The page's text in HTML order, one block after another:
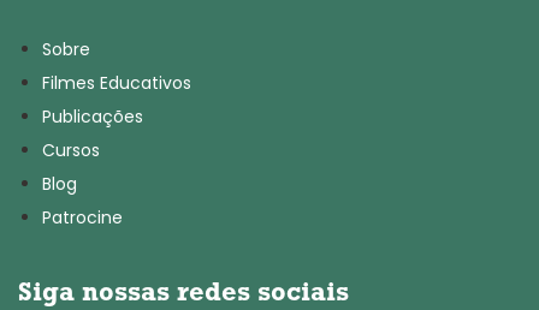
Sobre
Filmes Educativos
Publicações
Cursos
Blog
Patrocine
Siga nossas redes sociais